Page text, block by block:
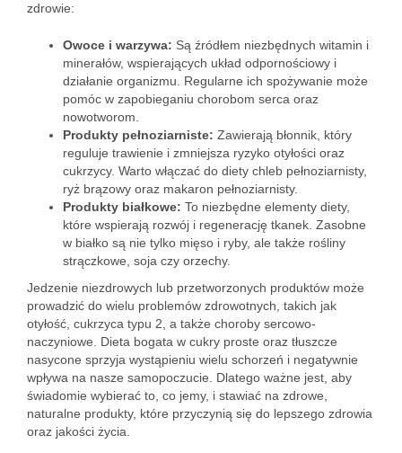
zdrowie:
Owoce i warzywa: Są źródłem niezbędnych witamin i
minerałów, wspierających układ odpornościowy i
działanie organizmu. Regularne ich spożywanie może
pomóc w zapobieganiu chorobom serca oraz
nowotworom.
Produkty pełnoziarniste: Zawierają błonnik, który
reguluje trawienie i zmniejsza ryzyko otyłości oraz
cukrzycy. Warto włączać do diety chleb pełnoziarnisty,
ryż brązowy oraz makaron pełnoziarnisty.
Produkty białkowe: To niezbędne elementy diety,
które wspierają rozwój i regenerację tkanek. Zasobne
w białko są nie tylko mięso i ryby, ale także rośliny
strączkowe, soja czy orzechy.
Jedzenie niezdrowych lub przetworzonych produktów może
prowadzić do wielu problemów zdrowotnych, takich jak
otyłość, cukrzyca typu 2, a także choroby sercowo-
naczyniowe. Dieta bogata w cukry proste oraz tłuszcze
nasycone sprzyja wystąpieniu wielu schorzeń i negatywnie
wpływa na nasze samopoczucie. Dlatego ważne jest, aby
świadomie wybierać to, co jemy, i stawiać na zdrowe,
naturalne produkty, które przyczynią się do lepszego zdrowia
oraz jakości życia.